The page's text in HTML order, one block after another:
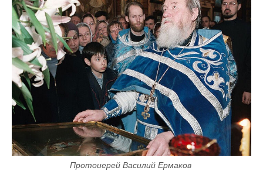
Протоиерей Василий Ермаков